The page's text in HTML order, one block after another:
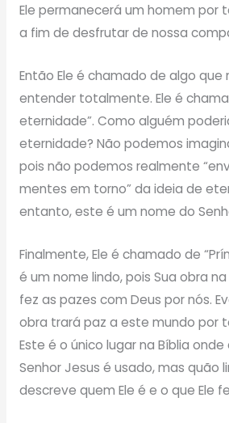
Ele permanecerá um homem por
a fim de desfrutar de nossa
Então Ele é chamado de algo que
entender totalmente. Ele é
eternidade”. Como alguém
eternidade? Não podemos
pois não podemos realmente
mentes em torno” da ideia de
entanto, este é um nome do
Finalmente, Ele é chamado de
é um nome lindo, pois Sua obra
fez as pazes com Deus por nós.
obra trará paz a este mundo por
Este é o único lugar na Bíblia
Senhor Jesus é usado, mas quão
descreve quem Ele é e o que Ele